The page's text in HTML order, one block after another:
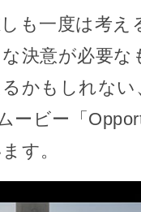
も一度は考え
決意が必要な
かもしれな
ービー「
す。